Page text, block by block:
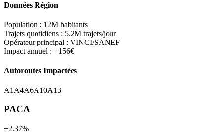
Données Région
Population : 12M habitants
Trajets quotidiens : 5.2M trajets/jour
Opérateur principal : VINCI/SANEF
Impact annuel : +156€
Autoroutes Impactées
A1 A4A6A10A13
PACA
+2.37%